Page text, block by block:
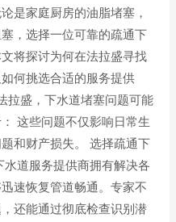
是家庭厨房的油脂堵塞，
，选择一位可靠的疏通下
将探讨为何在法拉盛寻找
何挑选合适的服务提供
拉盛，下水道堵塞问题可能
这些问题不仅影响日常生
和财产损失。 选择疏通下
道服务提供商拥有解决各
速恢复管道畅通。专家不
还能通过彻底检查识别潜